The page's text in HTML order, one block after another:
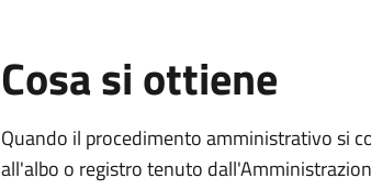
Cosa si ottiene
Quando il procedimento amministrativo si
all'albo o registro tenuto